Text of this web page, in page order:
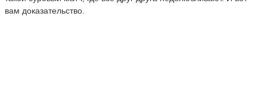
вам доказательство.